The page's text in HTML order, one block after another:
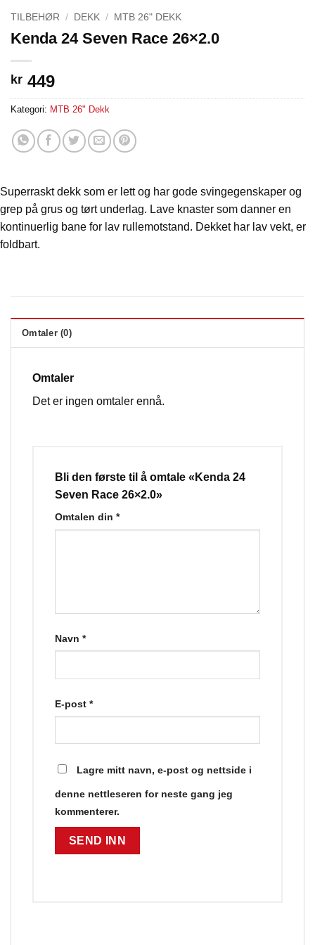
TILBEHØR / DEKK / MTB 26" DEKK
Kenda 24 Seven Race 26×2.0
kr 449
Kategori: MTB 26" Dekk
Superraskt dekk som er lett og har gode svingegenskaper og
grep på grus og tørt underlag. Lave knaster som danner en
kontinuerlig bane for lav rullemotstand. Dekket har lav vekt, er
foldbart.
Omtaler (0)
Omtaler
Det er ingen omtaler ennå.
Bli den første til å omtale «Kenda 24
Seven Race 26×2.0»
Omtalen din *
Navn *
E-post *
Lagre mitt navn, e-post og nettside i
denne nettleseren for neste gang jeg
kommenterer.